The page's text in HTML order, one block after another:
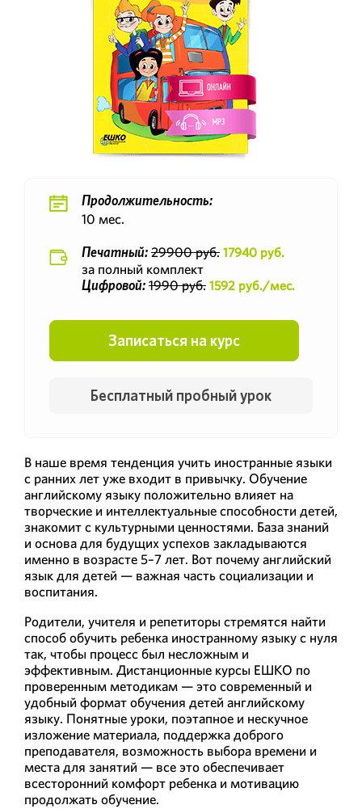
Продолжительность:
10 мес.
Печатный: 29900 руб.17940 руб.
за полный комплект
Цифровой: 1990 руб.1592 руб./мес.
Записаться на курс
Бесплатный пробный урок
В наше время тенденция учить иностранные языки
с ранних лет уже входит в привычку. Обучение
английскому языку положительно влияет на
творческие и интеллектуальные способности детей,
знакомит с культурными ценностями. База знаний
и основа для будущих успехов закладываются
именно в возрасте 5–7 лет. Вот почему английский
язык для детей — важная часть социализации и
воспитания.
Родители, учителя и репетиторы стремятся найти
способ обучить ребенка иностранному языку с нуля
так, чтобы процесс был несложным и
эффективным. Дистанционные курсы ЕШКО по
проверенным методикам — это современный и
удобный формат обучения детей английскому
языку. Понятные уроки, поэтапное и нескучное
изложение материала, поддержка доброго
преподавателя, возможность выбора времени и
места для занятий — все это обеспечивает
всесторонний комфорт ребенка и мотивацию
продолжать обучение.